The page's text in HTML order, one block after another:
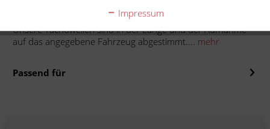
Unsere Tachowellen sind in der Länge und der Aufnahme
auf das angegebene Fahrzeug abgestimmt.... mehr
Passend für
Impressum